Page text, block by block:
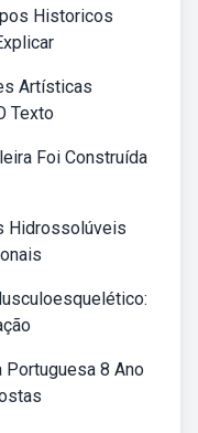
Historicos
Artísticas
Texto
Foi Construída
Hidrossolúveis
Portuguesa 8 Ano